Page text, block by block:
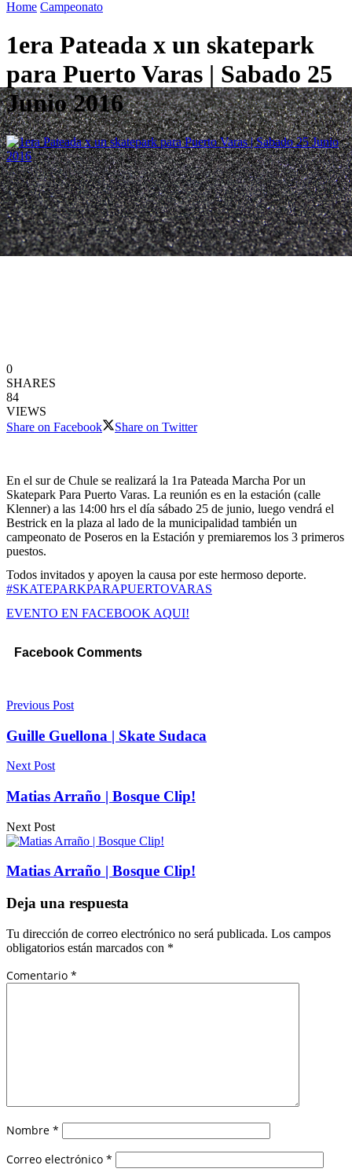
Home Campeonato
1era Pateada x un skatepark
para Puerto Varas | Sabado 25
Junio 2016
0
SHARES
84
VIEWS
Share on Facebook
Share on Twitter
En el sur de Chule se realizará la 1ra Pateada Marcha Por un
Skatepark Para Puerto Varas. La reunión es en la estación (calle
Klenner) a las 14:00 hrs el día sábado 25 de junio, luego vendrá el
Bestrick en la plaza al lado de la municipalidad también un
campeonato de Poseros en la Estación y premiaremos los 3 primeros
puestos.
Todos invitados y apoyen la causa por este hermoso deporte.
#SKATEPARKPARAPUERTOVARAS
EVENTO EN FACEBOOK AQUI!
Facebook Comments
Previous Post
Guille Guellona | Skate Sudaca
Next Post
Matias Arraño | Bosque Clip!
Next Post
Matias Arraño | Bosque Clip!
Deja una respuesta
Tu dirección de correo electrónico no será publicada. Los campos
obligatorios están marcados con *
Comentario *
Nombre *
Correo electrónico *